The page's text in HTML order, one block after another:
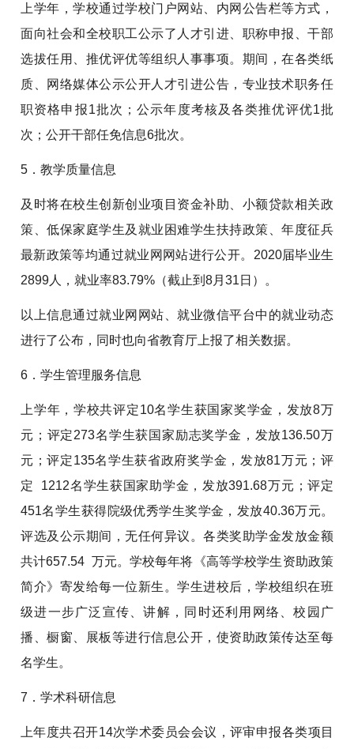
上学年，学校通过学校门户网站、内网公告栏等方式，
面向社会和全校职工公示了人才引进、职称申报、干部
选拔任用、推优评优等组织人事事项。期间，在各类纸
质、网络媒体公示公开人才引进公告，专业技术职务任
职资格申报1批次；公示年度考核及各类推优评优1批
次 ；公开干部任免信息6批次。
5．教学质量信息
及时将在校生创新创业项目资金补助、小额贷款相关政
策、低保家庭学生及就业困难学生扶持政策、年度征兵
最新政策等均通过就业网网站进行公开。2020届毕业生
2899人，就业率83.79%（截止到8月31日）。
以上信息通过就业网网站、就业微信平台中的就业动态
进行了公布，同时也向省教育厅上报了相关数据。
6．学生管理服务信息
上学年，学校共评定10名学生获国家奖学金，发放8万
元；评定273名学生获国家励志奖学金，发放136.50万
元；评定135名学生获省政府奖学金，发放81万元；评
定 1212名学生获国家助学金，发放391.68万元；评定
451名学生获得院级优秀学生奖学金，发放40.36万元。
评选及公示期间，无任何异议。各类奖助学金发放金额
共计657.54 万元。学校每年将《高等学校学生资助政策
简介》寄发给每一位新生。学生进校后，学校组织在班
级进一步广泛宣传、讲解，同时还利用网络、校园广
播、橱窗、展板等进行信息公开，使资助政策传达至每
名学生。
7．学术科研信息
上年度共召开14次学术委员会会议，评审申报各类项目